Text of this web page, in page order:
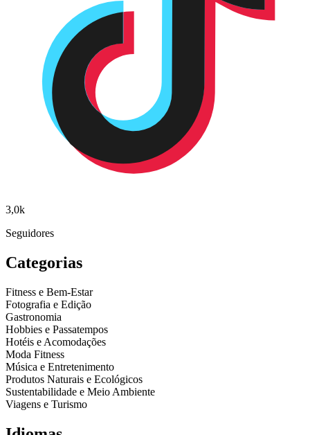
3,0k
Seguidores
Categorias
Fitness e Bem-Estar
Fotografia e Edição
Gastronomia
Hobbies e Passatempos
Hotéis e Acomodações
Moda Fitness
Música e Entretenimento
Produtos Naturais e Ecológicos
Sustentabilidade e Meio Ambiente
Viagens e Turismo